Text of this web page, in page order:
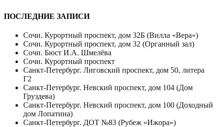
ПОСЛЕДНИЕ ЗАПИСИ
Сочи. Курортный проспект, дом 32Б (Вилла «Вера»)
Сочи. Курортный проспект, дом 32 (Органный зал)
Сочи. Бюст И.А. Шмелёва
Сочи. Курортный проспект
Санкт-Петербург. Лиговский проспект, дом 50, литера
Г2
Санкт-Петербург. Невский проспект, дом 104 (Дом
Груздева)
Санкт-Петербург. Невский проспект, дом 100 (Доходный
дом Лопатина)
Санкт-Петербург. ДОТ №83 (Рубеж «Ижора»)